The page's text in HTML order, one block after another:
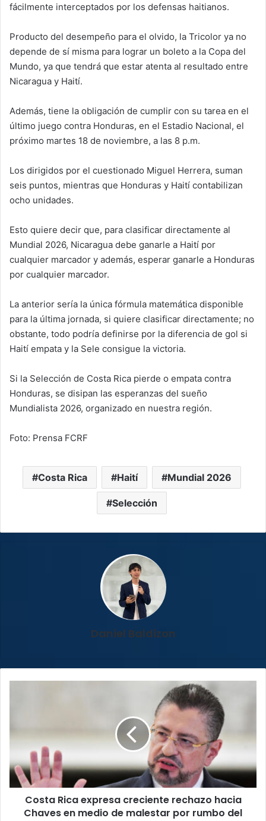
fácilmente interceptados por los defensas haitianos.
Producto del desempeño para el olvido, la Tricolor ya no
depende de sí misma para lograr un boleto a la Copa del
Mundo, ya que tendrá que estar atenta al resultado entre
Nicaragua y Haití.
Además, tiene la obligación de cumplir con su tarea en el
último juego contra Honduras, en el Estadio Nacional, el
próximo martes 18 de noviembre, a las 8 p.m.
Los dirigidos por el cuestionado Miguel Herrera, suman
seis puntos, mientras que Honduras y Haití contabilizan
ocho unidades.
Esto quiere decir que, para clasificar directamente al
Mundial 2026, Nicaragua debe ganarle a Haití por
cualquier marcador y además, esperar ganarle a Honduras
por cualquier marcador.
La anterior sería la única fórmula matemática disponible
para la última jornada, si quiere clasificar directamente; no
obstante, todo podría definirse por la diferencia de gol si
Haití empata y la Sele consigue la victoria.
Si la Selección de Costa Rica pierde o empata contra
Honduras, se disipan las esperanzas del sueño
Mundialista 2026, organizado en nuestra región.
Foto: Prensa FCRF
Costa Rica Haití Mundial 2026
Selección
Daniel Baldizon
Chaves
en
medio
malestar
Costa Rica expresa creciente rechazo hacia
Chaves en medio de malestar por rumbo del